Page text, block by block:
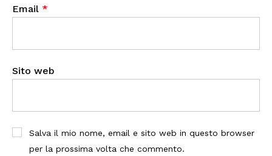
Email *
Sito web
Salva il mio nome, email e sito web in questo browser
per la prossima volta che commento.